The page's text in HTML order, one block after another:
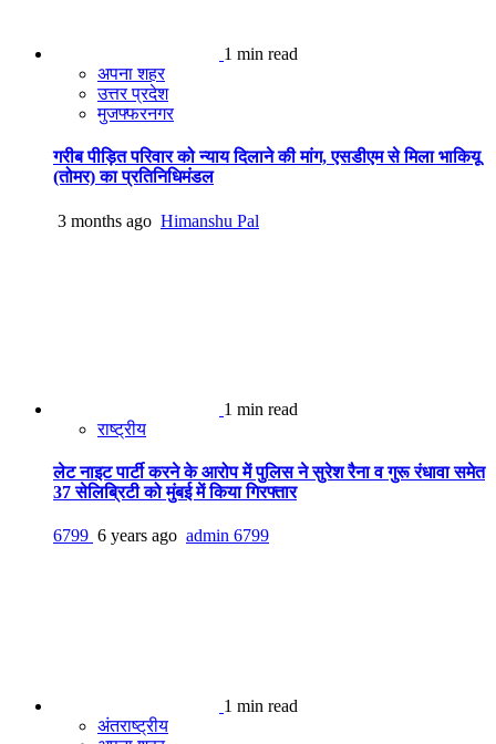
1 min read
अपना शहर
उत्तर प्रदेश
मुजफ्फरनगर
गरीब पीड़ित परिवार को न्याय दिलाने की मांग, एसडीएम से मिला भाकियू
(तोमर) का प्रतिनिधिमंडल
3 months ago Himanshu Pal
1 min read
राष्ट्रीय
लेट नाइट पार्टी करने के आरोप में पुलिस ने सुरेश रैना व गुरू रंधावा समेत
37 सेलिब्रिटी को मुंबई में किया गिरफ्तार
6799 6 years ago admin 6799
1 min read
अंतराष्ट्रीय